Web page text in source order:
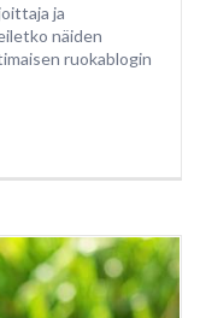
ja
näiden
ruokablogin